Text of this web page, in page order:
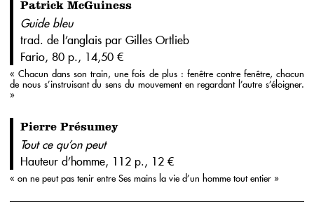
Patrick McGuiness
Guide bleu
trad. de l’anglais par Gilles Ortlieb
Fario, 80 p., 14,50 €
« Chacun dans son train, une fois de plus : fenêtre contre fenêtre, chacun
de nous s’instruisant du sens du mouvement en regardant l’autre s’éloigner.
»
Pierre Présumey
Tout ce qu’on peut
Hauteur d’homme, 112 p., 12 €
« on ne peut pas tenir entre Ses mains la vie d’un homme tout entier »